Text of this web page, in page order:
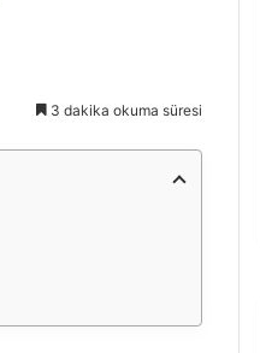
3 dakika okuma süresi